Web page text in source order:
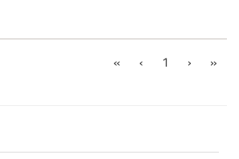
« ‹ 1 (current)
› »